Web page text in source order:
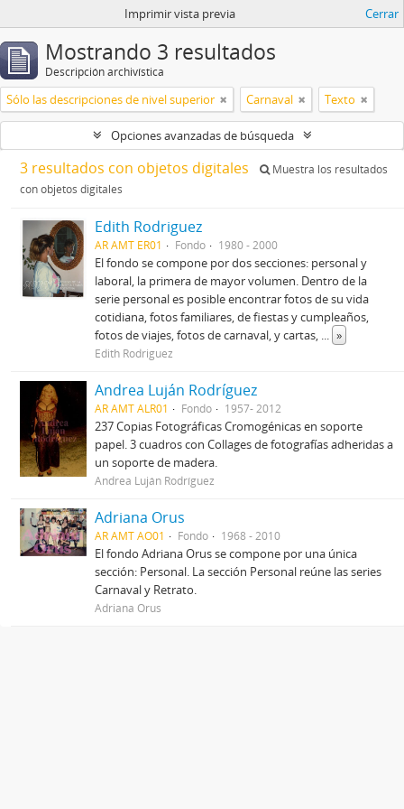
Imprimir vista previa Cerrar
Mostrando 3 resultados
Descripción archivística
Sólo las descripciones de nivel superior Carnaval Texto
Opciones avanzadas de búsqueda
3 resultados con objetos digitales
Muestra los resultados
con objetos digitales
Edith Rodriguez
AR AMT ER01 Fondo 1980 - 2000
El fondo se compone por dos secciones: personal y
laboral, la primera de mayor volumen. Dentro de la
serie personal es posible encontrar fotos de su vida
cotidiana, fotos familiares, de fiestas y cumpleaños,
fotos de viajes, fotos de carnaval, y cartas, ... »
Edith Rodriguez
Andrea Luján Rodríguez
AR AMT ALR01 Fondo 1957- 2012
237 Copias Fotográficas Cromogénicas en soporte
papel. 3 cuadros con Collages de fotografías adheridas a
un soporte de madera.
Andrea Luján Rodríguez
Adriana Orus
AR AMT AO01 Fondo 1968 - 2010
El fondo Adriana Orus se compone por una única
sección: Personal. La sección Personal reúne las series
Carnaval y Retrato.
Adriana Orus